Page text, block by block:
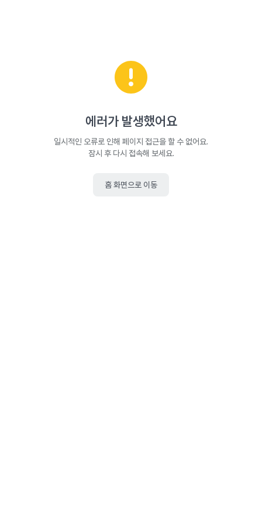
에러가 발생했어요
일시적인 오류로 인해 페이지 접근을 할 수 없어요.
잠시 후 다시 접속해 보세요.
홈 화면으로 이동